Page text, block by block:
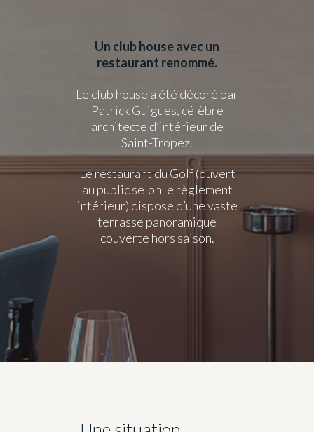
Un club house avec un
restaurant renommé.
Le club house a été décoré par
Patrick Guigues, célèbre
architecte d’intérieur de
Saint-Tropez.
Le restaurant du Golf (ouvert
au public selon le règlement
intérieur) dispose d’une vaste
terrasse panoramique
couverte hors saison.